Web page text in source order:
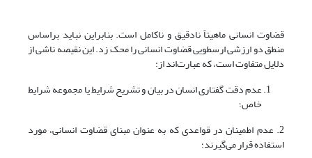
قضاوت انسانی ماهیتاً نادقیق و ناکامل است. بنابراین نباید براساس
منطق دو ارزشی ارسطویی قضاوت انسانی را محک زد. این نقیصه ناشی از
دلایل متفاوت است، که عبارت‌اند از:
عدم دقت گفتاری انسان در بیان و تشریح شرایط یا مجموعه شرایط
خاص؛
2. عدم اطمینان در قواعدی که به عنوان مبنای قضاوت انسانی، مورد
استفاده قرار می‌گیرند؛